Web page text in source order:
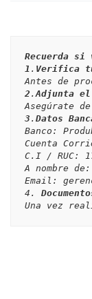
Recuerda si
1 . Verifica
2. Adjunta el
3 . Datos
Banco:
Cuenta
C.I / RUC:
A nombre
Email:
4.
Una vez